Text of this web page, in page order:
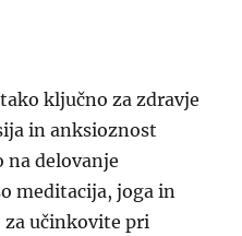
ključno za zdravje
in anksioznost
delovanje
meditacija, joga in
za učinkovite pri